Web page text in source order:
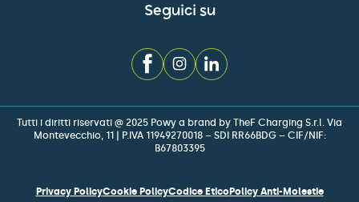
Seguici su
Tutti i diritti riservati @ 2025 Powy a brand by TheF Charging S.r.l. Via
Montevecchio, 11 | P.IVA 11949270018 – SDI RR66BDG – CIF/NIF:
B67803395
Privacy PolicyCookie PolicyCodice EticoPolicy Anti-Molestie